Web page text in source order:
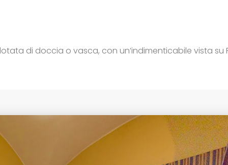
di doccia o vasca, con un’indimenticabile vista su